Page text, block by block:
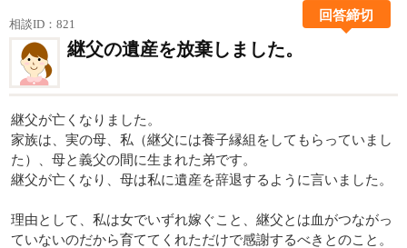
相談ID：821
回答締切
継父の遺産を放棄しました。
継父が亡くなりました。
家族は、実の母、私（継父には養子縁組をしてもらっていまし
た）、母と義父の間に生まれた弟です。
継父が亡くなり、母は私に遺産を辞退するように言いました。
理由として、私は女でいずれ嫁ぐこと、継父とは血がつながっ
ていないのだから育ててくれただけで感謝するべきとのこと。